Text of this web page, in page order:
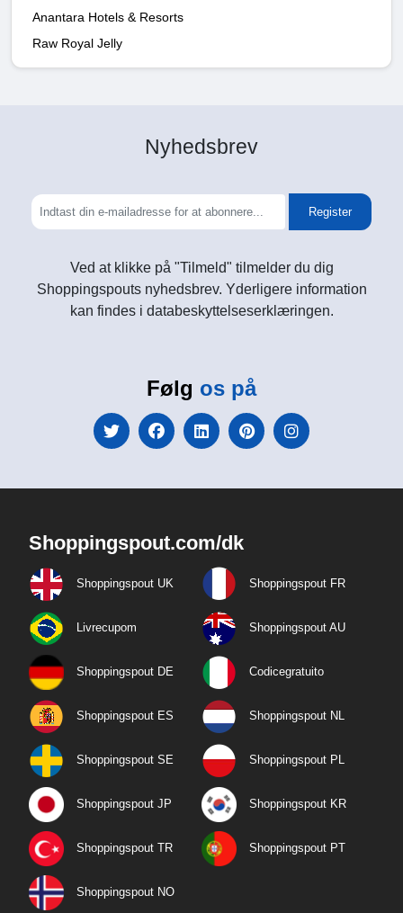
Anantara Hotels & Resorts
Raw Royal Jelly
Nyhedsbrev
Register
Ved at klikke på "Tilmeld" tilmelder du dig
Shoppingspouts nyhedsbrev. Yderligere information
kan findes i databeskyttelseserklæringen.
Følg os på
Shoppingspout.com/dk
Shoppingspout UK Shoppingspout FR
Livrecupom Shoppingspout AU
Shoppingspout DE Codicegratuito
Shoppingspout ES Shoppingspout NL
Shoppingspout SE Shoppingspout PL
Shoppingspout JP Shoppingspout KR
Shoppingspout TR Shoppingspout PT
Shoppingspout NO